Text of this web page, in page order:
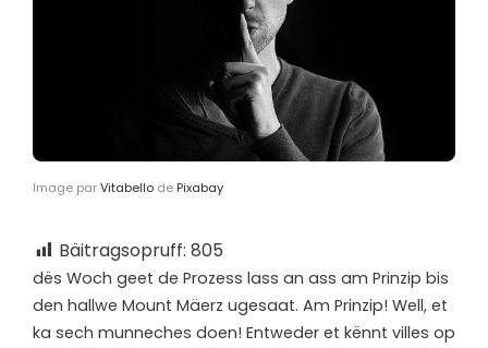
Image parVitabello de Pixabay
Bäitragsopruff: 805
dës Woch geet de Prozess lass an ass am Prinzip bis
den hallwe Mount Mäerz ugesaat. Am Prinzip! Well, et
ka sech munneches doen! Entweder et kënnt villes op